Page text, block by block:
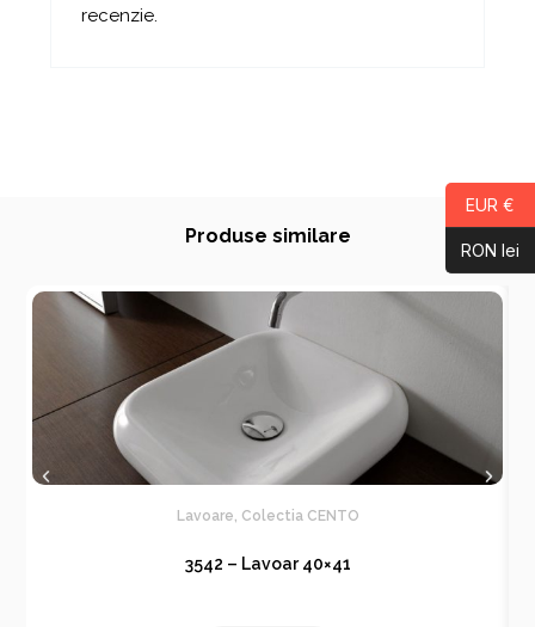
recenzie.
Produse similare
Lavoare Colectia CENTO
3542 – Lavoar 40×41
EUR €
RON lei